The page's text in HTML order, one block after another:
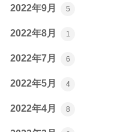
2022年9月 5
2022年8月 1
2022年7月 6
2022年5月 4
2022年4月 8